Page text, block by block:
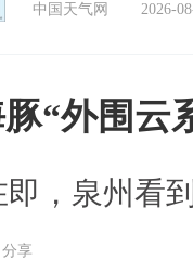
中国天气网 2026-
“外围云
即，泉州看
分享